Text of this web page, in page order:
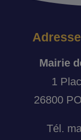
Mairie
1
26800
Tél.